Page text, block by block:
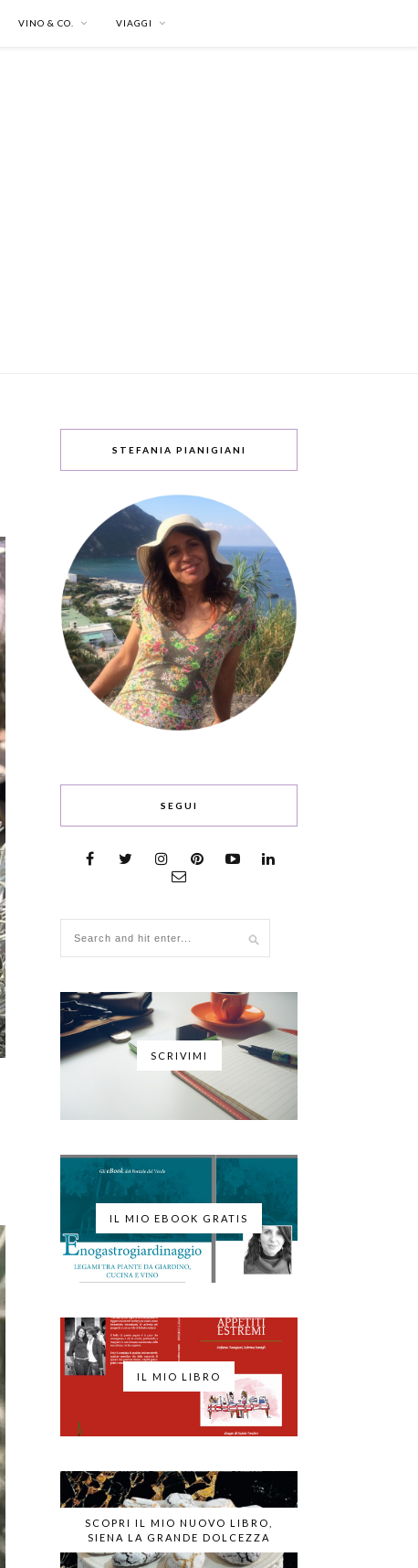
VINO & CO. VIAGGI
STEFANIA PIANIGIANI
SEGUI
SCRIVIMI
IL MIO EBOOK GRATIS
IL MIO LIBRO
SCOPRI IL MIO NUOVO LIBRO,
SIENA LA GRANDE DOLCEZZA